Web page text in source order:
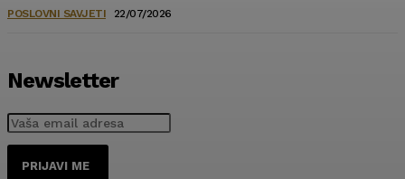
POSLOVNI SAVJETI 22/07/2026
Newsletter
PRIJAVI ME